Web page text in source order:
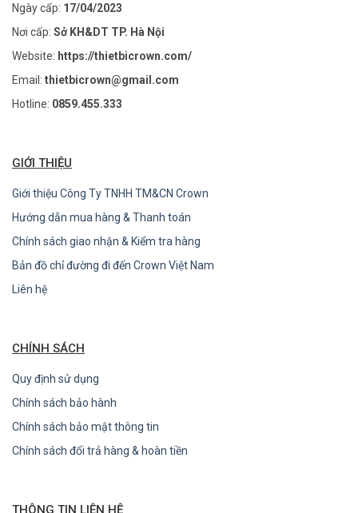
Ngày cấp: 17/04/2023
Nơi cấp: Sở KH&DT TP. Hà Nội
Website: https://thietbicrown.com/
Email: thietbicrown@gmail.com
Hotline: 0859.455.333
GIỚI THIỆU
Giới thiệu Công Ty TNHH TM&CN Crown
Hướng dẫn mua hàng & Thanh toán
Chính sách giao nhận & Kiểm tra hàng
Bản đồ chỉ đường đi đến Crown Việt Nam
Liên hệ
CHÍNH SÁCH
Quy định sử dụng
Chính sách bảo hành
Chính sách bảo mật thông tin
Chính sách đổi trả hàng & hoàn tiền
THÔNG TIN LIÊN HỆ